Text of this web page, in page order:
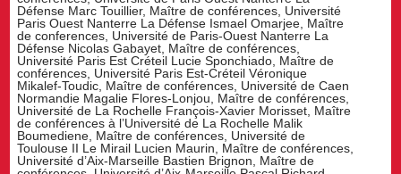
Défense Marc Touillier, Maître de conférences, Université
Paris Ouest Nanterre La Défense Ismael Omarjee, Maître
de conferences, Université de Paris-Ouest Nanterre La
Défense Nicolas Gabayet, Maître de conférences,
Université Paris Est Créteil Lucie Sponchiado, Maître de
conférences, Université Paris Est-Créteil Véronique
Mikalef-Toudic, Maître de conférences, Université de Caen
Normandie Magalie Flores-Lonjou, Maître de conférences,
Université de La Rochelle François-Xavier Morisset, Maître
de conférences à l’Université de La Rochelle Malik
Boumediene, Maître de conférences, Université de
Toulouse II Le Mirail Lucien Maurin, Maître de conférences,
Université d’Aix-Marseille Bastien Brignon, Maître de